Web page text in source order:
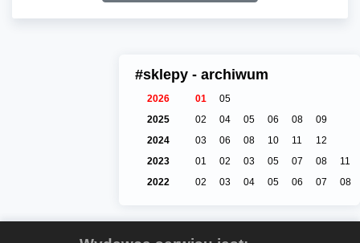
#sklepy - archiwum
2026 01
05
2025
02 04 05 06 08
09
2024
03 06 08 10 11
12
2023
01 02 03 05 07 08
11
2022
02 03 04 05 06 07 08